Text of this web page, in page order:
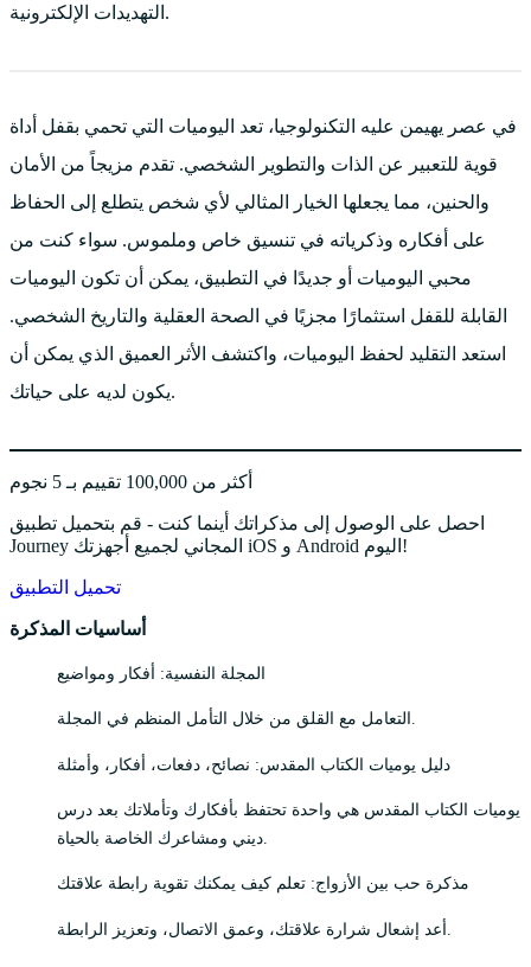
التهديدات الإلكترونية.
في عصر يهيمن عليه التكنولوجيا، تعد اليوميات التي تحمي بقفل أداة
قوية للتعبير عن الذات والتطوير الشخصي. تقدم مزيجاً من الأمان
والحنين، مما يجعلها الخيار المثالي لأي شخص يتطلع إلى الحفاظ
على أفكاره وذكرياته في تنسيق خاص وملموس. سواء كنت من
محبي اليوميات أو جديدًا في التطبيق، يمكن أن تكون اليوميات
القابلة للقفل استثمارًا مجزيًا في الصحة العقلية والتاريخ الشخصي.
استعد التقليد لحفظ اليوميات، واكتشف الأثر العميق الذي يمكن أن
يكون لديه على حياتك.
أكثر من 100,000 تقييم بـ 5 نجوم
احصل على الوصول إلى مذكراتك أينما كنت - قم بتحميل تطبيق
Journey المجاني لجميع أجهزتك iOS و Android اليوم!
تحميل التطبيق
أساسيات المذكرة
المجلة النفسية: أفكار ومواضيع
التعامل مع القلق من خلال التأمل المنظم في المجلة.
دليل يوميات الكتاب المقدس: نصائح، دفعات، أفكار، وأمثلة
يوميات الكتاب المقدس هي واحدة تحتفظ بأفكارك وتأملاتك بعد درس
مذكرة حب بين الأزواج: تعلم كيف يمكنك تقوية رابطة علاقتك